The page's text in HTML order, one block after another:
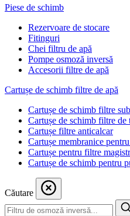
Piese de schimb
Rezervoare de stocare
Fitinguri
Chei filtru de apă
Pompe osmoză inversă
Accesorii filtre de apă
Cartușe de schimb filtre de apă
Cartușe de schimb filtre
Cartușe de schimb filtre de
Cartușe filtre anticalcar
Cartușe membranice
Cartușe pentru filtre
Cartușe de schimb pentru
Căutare